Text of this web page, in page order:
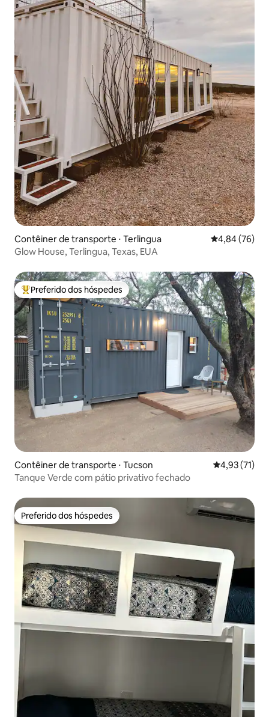
Contêiner de transporte ⋅ Terlingua 4,84 de uma
4,84 (76)
Glow House, Terlingua, Texas, EUA
Entre os melhores preferidos dos hóspedes
Preferido dos hóspedes
Contêiner de transporte ⋅ Tucson 4,93 de uma
4,93 (71)
Tanque Verde com pátio privativo fechado
Preferido dos hóspedes
Preferido dos hóspedes